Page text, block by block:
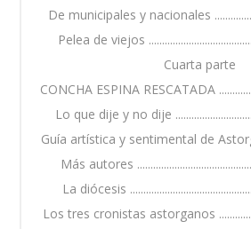
De municipales y nacionales
Pelea de viejos
Cuarta parte
CONCHA ESPINA RESCATADA
Lo que dije y no dije
Guía artística y sentimental de
Más autores
La diócesis
Los tres cronistas astorganos